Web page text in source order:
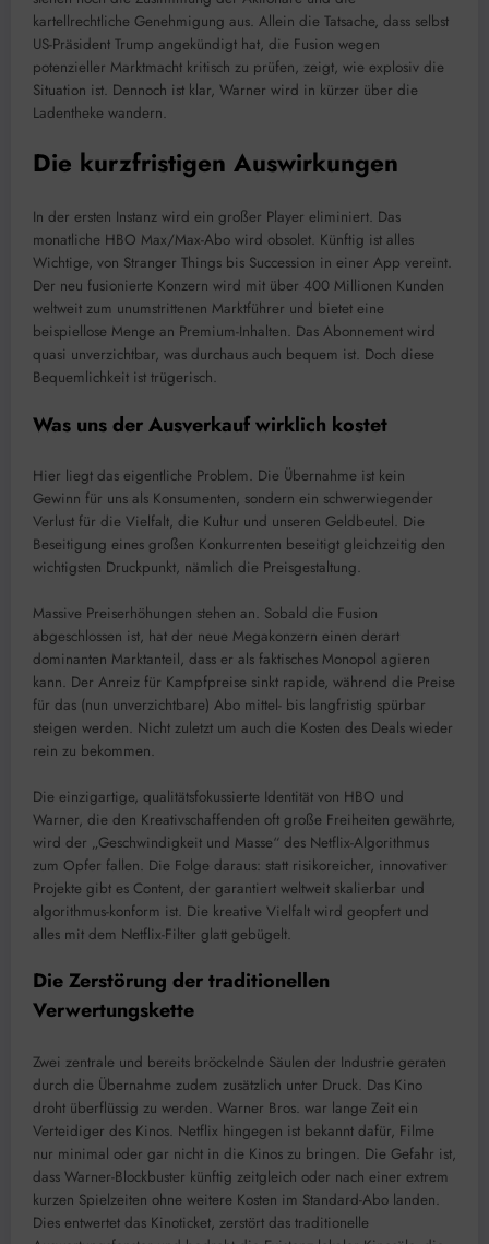
kartellrechtliche Genehmigung aus. Allein die Tatsache, dass selbst
US-Präsident Trump angekündigt hat, die Fusion wegen
potenzieller Marktmacht kritisch zu prüfen, zeigt, wie explosiv die
Situation ist. Dennoch ist klar, Warner wird in kürzer über die
Ladentheke wandern.
Die kurzfristigen Auswirkungen
In der ersten Instanz wird ein großer Player eliminiert. Das
monatliche HBO Max/Max-Abo wird obsolet. Künftig ist alles
Wichtige, von Stranger Things bis Succession in einer App vereint.
Der neu fusionierte Konzern wird mit über 400 Millionen Kunden
weltweit zum unumstrittenen Marktführer und bietet eine
beispiellose Menge an Premium-Inhalten. Das Abonnement wird
quasi unverzichtbar, was durchaus auch bequem ist. Doch diese
Bequemlichkeit ist trügerisch.
Was uns der Ausverkauf wirklich kostet
Hier liegt das eigentliche Problem. Die Übernahme ist kein
Gewinn für uns als Konsumenten, sondern ein schwerwiegender
Verlust für die Vielfalt, die Kultur und unseren Geldbeutel. Die
Beseitigung eines großen Konkurrenten beseitigt gleichzeitig den
wichtigsten Druckpunkt, nämlich die Preisgestaltung.
Massive Preiserhöhungen stehen an. Sobald die Fusion
abgeschlossen ist, hat der neue Megakonzern einen derart
dominanten Marktanteil, dass er als faktisches Monopol agieren
kann. Der Anreiz für Kampfpreise sinkt rapide, während die Preise
für das (nun unverzichtbare) Abo mittel- bis langfristig spürbar
steigen werden. Nicht zuletzt um auch die Kosten des Deals wieder
rein zu bekommen.
Die einzigartige, qualitätsfokussierte Identität von HBO und
Warner, die den Kreativschaffenden oft große Freiheiten gewährte,
wird der „Geschwindigkeit und Masse“ des Netflix-Algorithmus
zum Opfer fallen. Die Folge daraus: statt risikoreicher, innovativer
Projekte gibt es Content, der garantiert weltweit skalierbar und
algorithmus-konform ist. Die kreative Vielfalt wird geopfert und
alles mit dem Netflix-Filter glatt gebügelt.
Die Zerstörung der traditionellen
Verwertungskette
Zwei zentrale und bereits bröckelnde Säulen der Industrie geraten
durch die Übernahme zudem zusätzlich unter Druck. Das Kino
droht überflüssig zu werden. Warner Bros. war lange Zeit ein
Verteidiger des Kinos. Netflix hingegen ist bekannt dafür, Filme
nur minimal oder gar nicht in die Kinos zu bringen. Die Gefahr ist,
dass Warner-Blockbuster künftig zeitgleich oder nach einer extrem
kurzen Spielzeiten ohne weitere Kosten im Standard-Abo landen.
Dies entwertet das Kinoticket, zerstört das traditionelle